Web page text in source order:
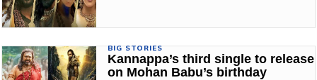
BIG STORIES
Kannappa’s third single to release
on Mohan Babu’s birthday